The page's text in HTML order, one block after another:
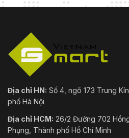
Địa chỉ HN: Số 4, ngõ 173 Trung
phố Hà Nội
Địa chỉ HCM: 26/2 Đường 702
Phụng, Thành phố Hồ Chí Minh